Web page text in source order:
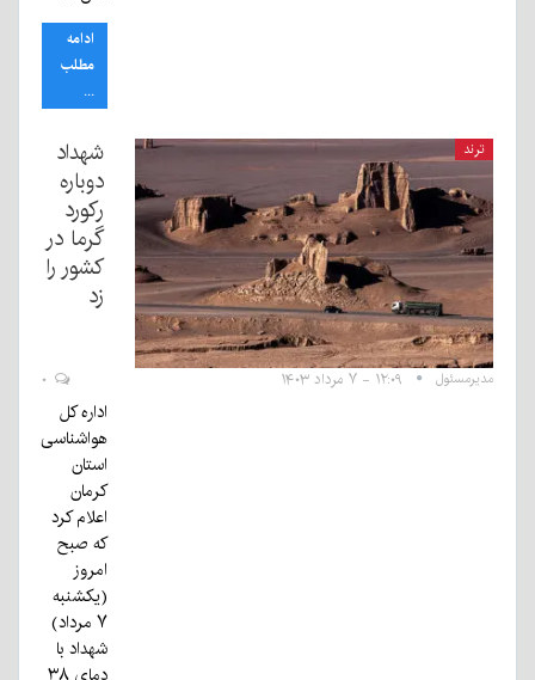
ادامه
مطلب
...
ترند
شهداد
دوباره
رکورد
گرما در
کشور را
زد
مدیرمسئول ۱۲:۰۹ - ۷ مرداد ۱۴۰۳
اداره کل
هواشناسی
استان
کرمان
اعلام کرد
که صبح
امروز
(یکشنبه
۷ مرداد)
شهداد با